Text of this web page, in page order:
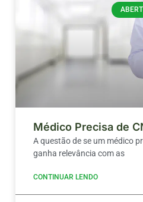
Médico Precisa de
A questão de se um médico
ganha relevância com as
CONTINUAR LENDO